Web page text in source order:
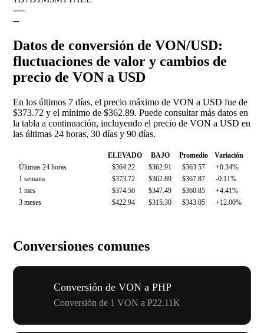
----
--
Datos de conversión de VON/USD:
fluctuaciones de valor y cambios de
precio de VON a USD
En los últimos 7 días, el precio máximo de VON a USD fue de
$373.72 y el mínimo de $362.89. Puede consultar más datos en
la tabla a continuación, incluyendo el precio de VON a USD en
las últimas 24 horas, 30 días y 90 días.
ELEVADO BAJO Promedio
Variación
Últimas 24 horas
$364.22 $362.91 $363.57
+0.34%
1 semana
$373.72 $362.89 $367.87
-0.11%
1 mes
$374.50 $347.49 $360.85
+4.41%
3 meses
$422.94 $315.30 $343.05 +12.00%
Conversiones comunes
Conversión de VON a PHP
Conversión de 1 VON a ₱22.11K